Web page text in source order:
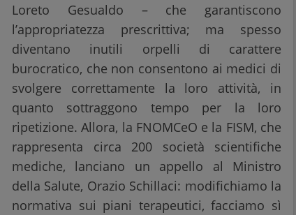
Loreto Gesualdo – che garantiscono
l’appropriatezza prescrittiva; ma spesso
diventano inutili orpelli di carattere
burocratico, che non consentono ai medici di
svolgere correttamente la loro attività, in
quanto sottraggono tempo per la loro
ripetizione. Allora, la FNOMCeO e la FISM, che
rappresenta circa 200 società scientifiche
mediche, lanciano un appello al Ministro
della Salute, Orazio Schillaci: modifichiamo la
normativa sui piani terapeutici, facciamo sì